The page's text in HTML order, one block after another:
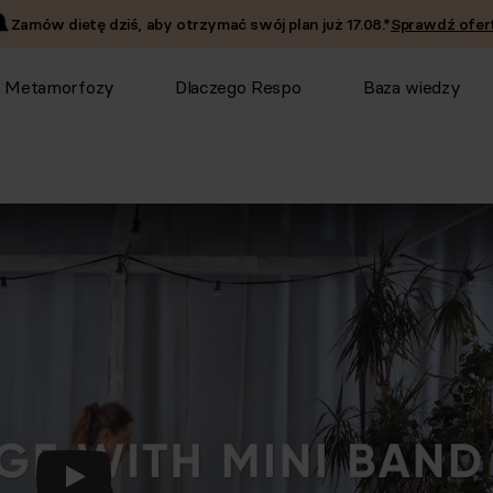
Zamów dietę dziś, aby otrzymać swój plan już 17.08.*Sprawdź
Metamorfozy Dlaczego Respo Baza wiedzy